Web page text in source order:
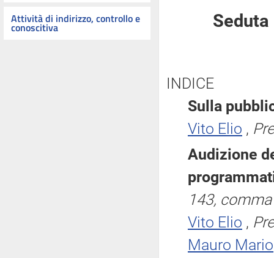
Attività di indirizzo, controllo e
conoscitiva
INDICE
Sulla
Vito Elio ,
Audizione
143,
Vito Elio ,
Mauro Mario